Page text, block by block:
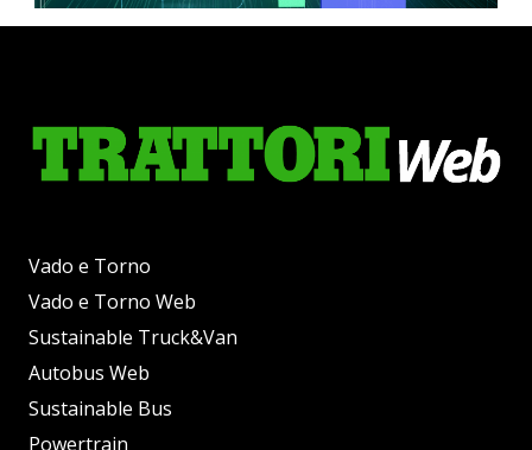
Vado e Torno
Vado e Torno Web
Sustainable Truck&Van
Autobus Web
Sustainable Bus
Powertrain